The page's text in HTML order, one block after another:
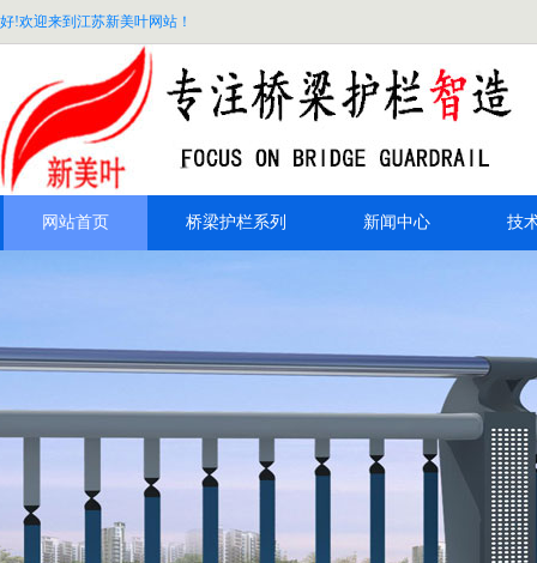
好!欢迎来到江苏新美叶网站！
网站首页 桥梁护栏系列 新闻中心 技